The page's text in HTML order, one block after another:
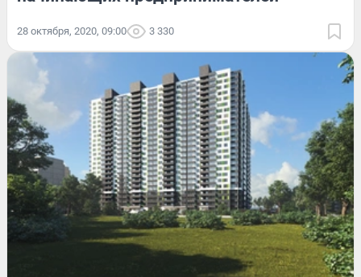
28 октября, 2020, 09:00 3 330